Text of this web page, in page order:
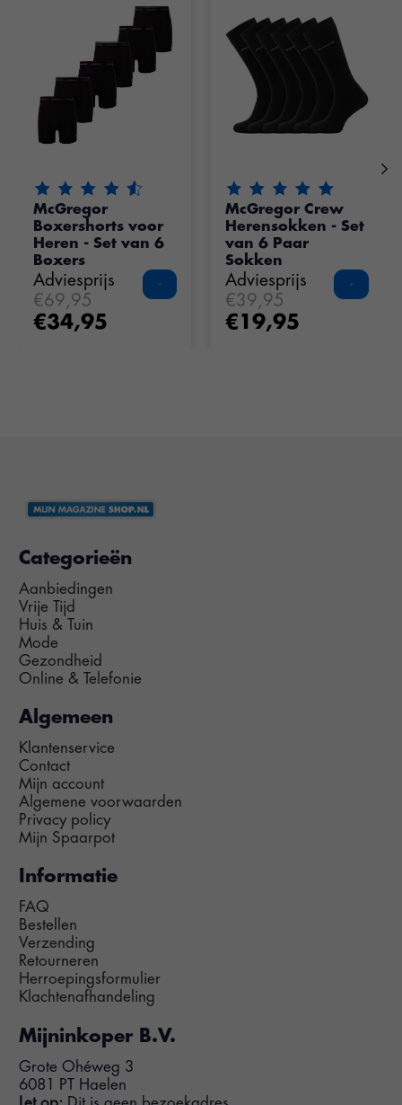
De beoordeling van dit product is 4.35 van de 5
McGregor
Boxershorts voor
Heren - Set van 6
Boxers
Adviesprijs
€69,95
€34,95
De beoordeling van dit
McGregor Crew
Herensokken - Set
van 6 Paar
Sokken
Adviesprijs
€39,95
€19,95
Categorieën
Aanbiedingen
Vrije Tijd
Huis & Tuin
Mode
Gezondheid
Online & Telefonie
Algemeen
Klantenservice
Contact
Mijn account
Algemene voorwaarden
Privacy policy
Mijn Spaarpot
Informatie
FAQ
Bestellen
Verzending
Retourneren
Herroepingsformulier
Klachtenafhandeling
Mijninkoper B.V.
Grote Ohéweg 3
6081 PT Haelen